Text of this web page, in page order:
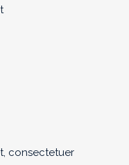
consectetuer